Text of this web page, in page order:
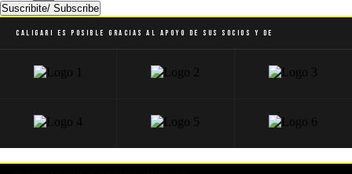
Suscribite/ Subscribe
Caligari es posible gracias al apoyo de sus socios y de